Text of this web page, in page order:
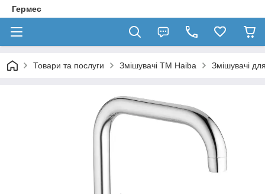
Гермес
Товари та послуги Змішувачі ТМ Haiba Змішувачі